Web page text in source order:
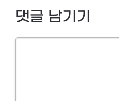
댓글 남기기